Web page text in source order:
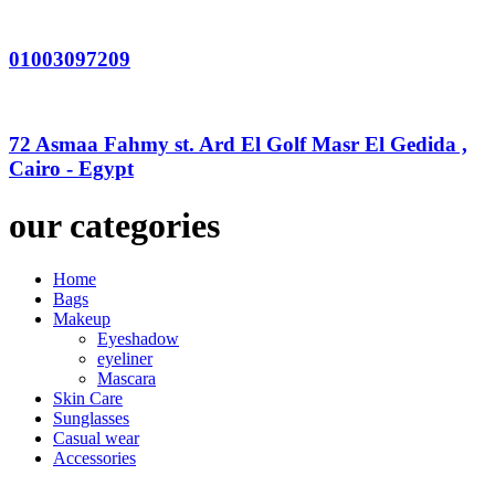
01003097209
72 Asmaa Fahmy st. Ard El Golf Masr El Gedida ,
Cairo - Egypt
our categories
Home
Bags
Makeup
Eyeshadow
eyeliner
Mascara
Skin Care
Sunglasses
Casual wear
Accessories